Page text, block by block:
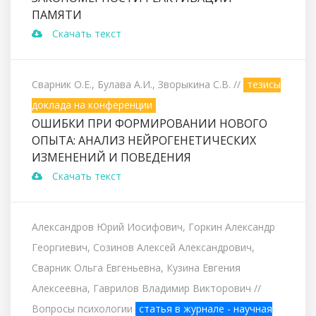
ПАМЯТИ
Скачать текст
Сварник О.Е., Булава А.И., Зворыкина С.В. // тезисы
доклада на конференции
ОШИБКИ ПРИ ФОРМИРОВАНИИ НОВОГО
ОПЫТА:‌‌ АНАЛИЗ НЕЙРОГЕНЕТИЧЕСКИХ
ИЗМЕНЕНИЙ И ПОВЕДЕНИЯ
Скачать текст
Александров Юрий Иосифович, Горкин Александр
Георгиевич, Созинов Алексей Александрович,
Сварник Ольга Евгеньевна, Кузина Евгения
Алексеевна, Гаврилов Владимир Викторович //
Вопросы психологии статья в журнале - научная